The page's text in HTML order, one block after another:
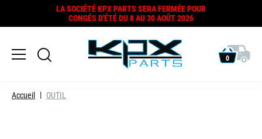
LA SOCIÉTÉ KPX PARTS SERA FERMÉE POUR
CONGÉS D'ÉTÉ DU 8 AU 30 AOÛT 2026
0
Accueil OUTIL